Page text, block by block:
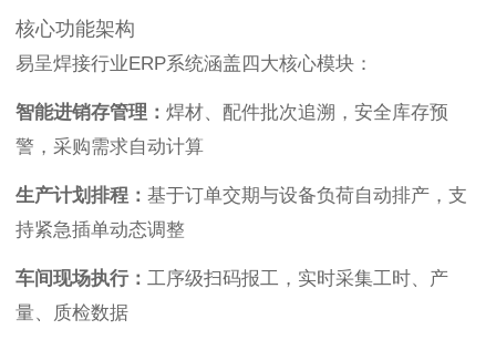
核心功能架构
易呈焊接行业ERP系统涵盖四大核心模块：
智能进销存管理： 焊材、配件批次追溯，安全库存预
警，采购需求自动计算
生产计划排程： 基于订单交期与设备负荷自动排产，支
持紧急插单动态调整
车间现场执行： 工序级扫码报工，实时采集工时、产
量、质检数据